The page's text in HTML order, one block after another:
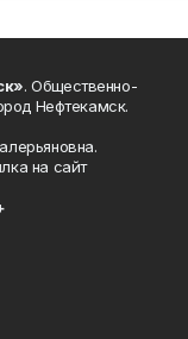
. Общественно-
Нефтекамск.
на сайт